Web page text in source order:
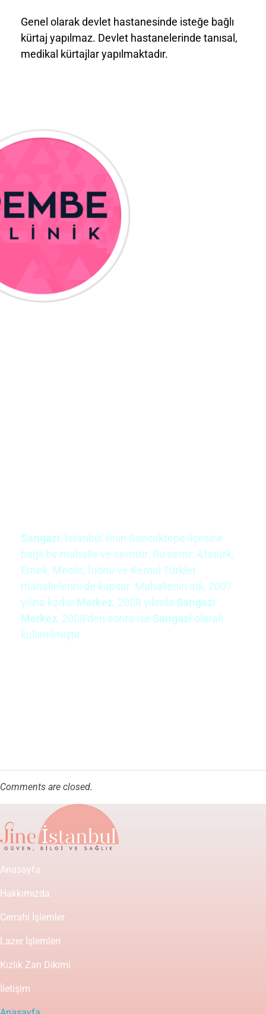
Genel olarak devlet hastanesinde isteğe bağlı
kürtaj yapılmaz. Devlet hastanelerinde tanısal,
medikal kürtajlar yapılmaktadır.
Sarıgazi, İstanbul ilinin Sancaktepe ilçesine
bağlı bir mahalle ve semttir. Bu semt: Atatürk,
Emek, Meclis, İnönü ve Kemal Türkler
mahallelerini de kapsar. Mahallenin adı, 2007
yılına kadar Merkez, 2008 yılında Sarıgazi
Merkez, 2008’den sonra ise Sarıgazi olarak
kullanılmıştır
Comments are closed.
Anasayfa
Hakkımızda
Cerrahi İşlemler
Lazer İşlemleri
Kızlık Zarı Dikimi
İletişim